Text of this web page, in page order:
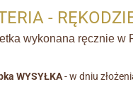
-
wykonana ręcznie w
WYSYŁKA- w dniu